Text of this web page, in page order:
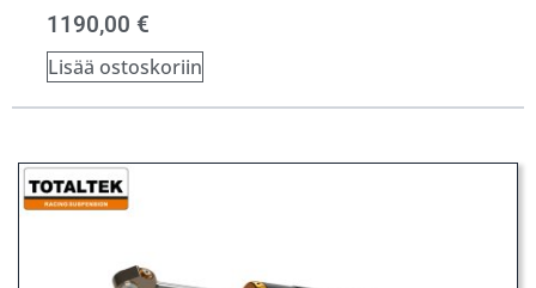
1190,00 €
Lisää ostoskoriin